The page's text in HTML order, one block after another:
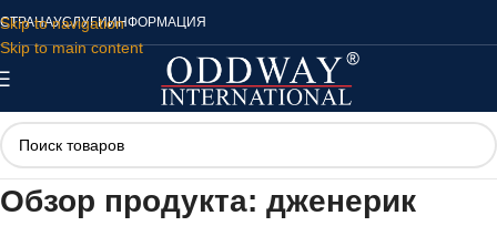
Skip to navigation
Skip to main content
СТРАНАУСЛУГИИНФОРМАЦИЯ
Обзор продукта: дженерик